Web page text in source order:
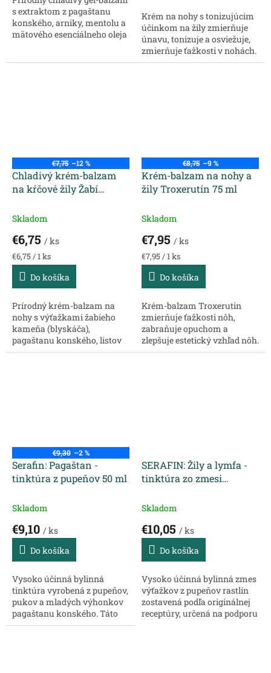
s extraktom z pagaštanu
konského, arniky, mentolu a
mätového esenciálneho oleja
Krém na nohy s tonizujúcim
účinkom na žily zmierňuje
únavu, tonizuje a osviežuje,
zmierňuje ťažkosti v nohách.
Balzam je vhodný na žilovú
€7,75 –12 %
Chladivý krém-balzam
na kŕčové žily Žabí
troxerutínom 75 ml
Skladom
€6,75 / ks
Jednotková
cena:
€6,75 / 1 ks
Do košíka
Prírodný krém-balzam na
nohy s výťažkami žabieho
kameňa (blyskáča),
pagaštanu konského, listov
červeného hrozna a
€8,75 –9 %
Krém-balzam na nohy a
žily Troxerutín 75 ml
Skladom
€7,95 / ks
Jednotková
cena:
€7,95 / 1 ks
Do košíka
Krém-balzam Troxerutin
zmierňuje ťažkosti nôh,
zabraňuje opuchom a
zlepšuje estetický vzhľad nôh.
Balzam má účinný
€9,30 –2 %
Serafin: Pagaštan -
tinktúra z pupeňov 50 ml
Skladom
€9,10 / ks
Do košíka
Vysoko účinná bylinná
tinktúra vyrobená z pupeňov,
pukov a mladých výhonkov
pagaštanu konského. Táto
prírodná tinktúra je ideálna
SERAFIN: Žily a lymfa -
tinktúra zo zmesi
Skladom
€10,05 / ks
Do košíka
Vysoko účinná bylinná zmes
výťažkov z pupeňov rastlín
zostavená podľa originálnej
receptúry, určená na podporu